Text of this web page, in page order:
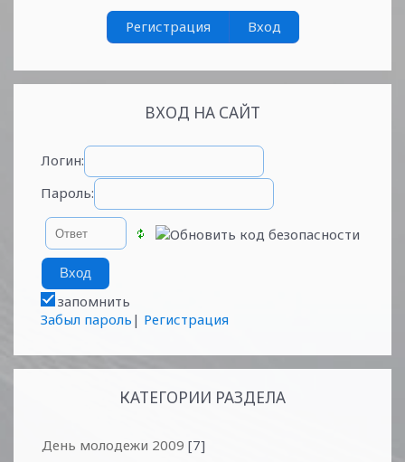
Регистрация Вход
ВХОД НА САЙТ
Логин:
Пароль:
запомнить
Забыл пароль | Регистрация
КАТЕГОРИИ РАЗДЕЛА
День молодежи 2009 [7]